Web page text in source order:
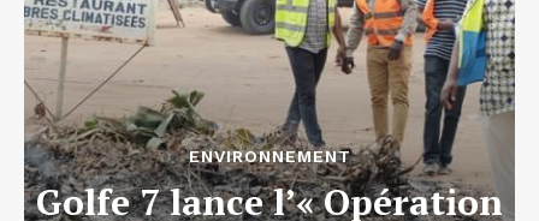
ENVIRONNEMENT
Golfe 7 lance l’« Opération